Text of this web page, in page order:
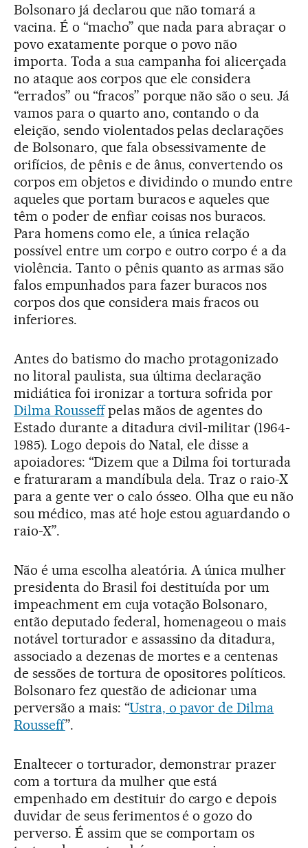
Bolsonaro já declarou que não tomará a
vacina. É o “macho” que nada para abraçar o
povo exatamente porque o povo não
importa. Toda a sua campanha foi alicerçada
no ataque aos corpos que ele considera
“errados” ou “fracos” porque não são o seu. Já
vamos para o quarto ano, contando o da
eleição, sendo violentados pelas declarações
de Bolsonaro, que fala obsessivamente de
orifícios, de pênis e de ânus, convertendo os
corpos em objetos e dividindo o mundo entre
aqueles que portam buracos e aqueles que
têm o poder de enfiar coisas nos buracos.
Para homens como ele, a única relação
possível entre um corpo e outro corpo é a da
violência. Tanto o pênis quanto as armas são
falos empunhados para fazer buracos nos
corpos dos que considera mais fracos ou
inferiores.
Antes do batismo do macho protagonizado
no litoral paulista, sua última declaração
midiática foi ironizar a tortura sofrida por
Dilma Rousseffpelas mãos de agentes do
Estado durante a ditadura civil-militar (1964-
1985). Logo depois do Natal, ele disse a
apoiadores: “Dizem que a Dilma foi torturada
e fraturaram a mandíbula dela. Traz o raio-X
para a gente ver o calo ósseo. Olha que eu não
sou médico, mas até hoje estou aguardando o
raio-X”.
Não é uma escolha aleatória. A única mulher
presidenta do Brasil foi destituída por um
impeachment em cuja votação Bolsonaro,
então deputado federal, homenageou o mais
notável torturador e assassino da ditadura,
associado a dezenas de mortes e a centenas
de sessões de tortura de opositores políticos.
Bolsonaro fez questão de adicionar uma
perversão a mais: “Ustra, o pavor de Dilma
Rousseff”.
Enaltecer o torturador, demonstrar prazer
com a tortura da mulher que está
empenhado em destituir do cargo e depois
duvidar de seus ferimentos é o gozo do
perverso. É assim que se comportam os